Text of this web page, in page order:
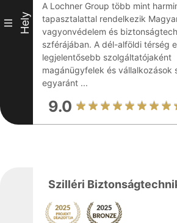
III Hely
A Lochner Group több mint
tapasztalattal rendelkezik
vagyonvédelem és
szférájában. A dél-alföldi térség
legjelentősebb szolgáltatójaként
magánügyfelek és vállalkozások
egyaránt ...
9.0
Szilléri